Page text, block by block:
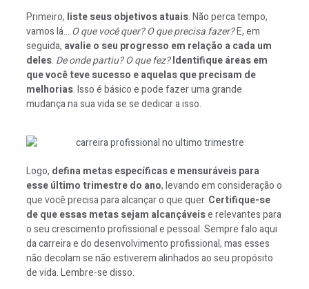
Primeiro, liste seus objetivos atuais. Não perca tempo,
vamos lá… O que você quer? O que precisa fazer?E, em
seguida, avalie o seu progresso em relação a cada um
deles. De onde partiu? O que fez?Identifique áreas em
que você teve sucesso e aquelas que precisam de
melhorias. Isso é básico e pode fazer uma grande
mudança na sua vida se se dedicar a isso.
Logo, defina metas específicas e mensuráveis para
esse último trimestre do ano, levando em consideração o
que você precisa para alcançar o que quer. Certifique-se
de que essas metas sejam alcançáveise relevantes para
o seu crescimento profissional e pessoal. Sempre falo aqui
da carreira e do desenvolvimento profissional, mas esses
não decolam se não estiverem alinhados ao seu propósito
de vida. Lembre-se disso.